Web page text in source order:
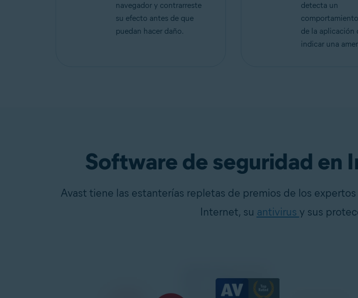
navegador y contrarreste
su efecto antes de que
puedan hacer daño.
detecta un
de la aplicación
indicar una
Software de seguridad en
Avast tiene las estanterías repletas de premios de los
Internet, su antivirus y sus